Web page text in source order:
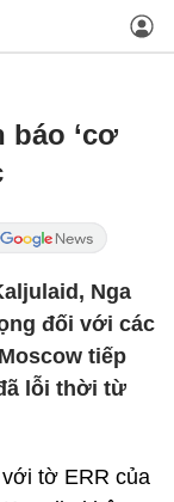
báo ‘cơ
Nga
đối với các
tiếp
lỗi thời từ
tờ ERR của